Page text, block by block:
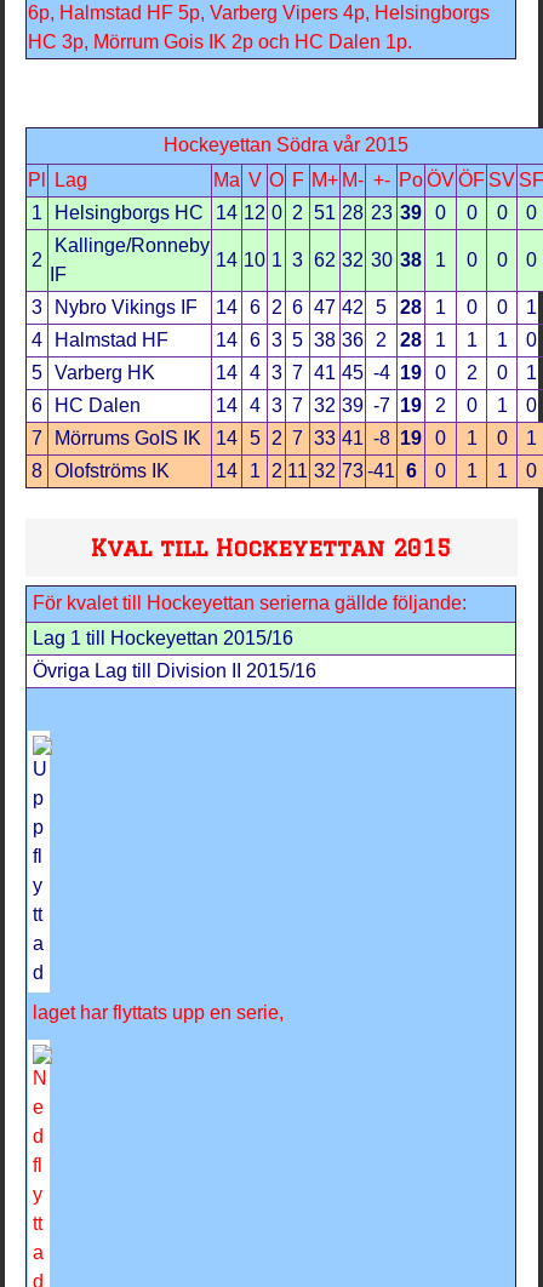
6p, Halmstad HF 5p, Varberg Vipers 4p, Helsingborgs
HC 3p, Mörrum Gois IK 2p och HC Dalen 1p.
Hockeyettan Södra vår 2015
Pl
Lag Ma V O F M+ M- +- Po ÖV ÖF SV
1
Helsingborgs HC 14 12 0 2 51 28 23 39 0 0 0 0
2
Kallinge/Ronneby
IF
14 10 1 3 62 32 30 38 1 0 0 0
3 Nybro Vikings IF 14 6 2 6 47 42 5 28 1 0 0
1
4
Halmstad HF 14 6 3 5 38 36 2 28 1 1 1
0
5 Varberg HK 14 4 3 7 41 45 -4 19 0 2 0
1
6
HC Dalen 14 4 3 7 32 39 -7 19 2 0 1
0
7
Mörrums GoIS IK 14 5 2 7 33 41 -8 19 0 1 0
1
8 Olofströms IK 14 1 2 11 32 73 -41 6 0 1 1 0
Kval till Hockeyettan 2015
För kvalet till Hockeyettan serierna gällde följande:
Lag 1 till Hockeyettan 2015/16
Övriga Lag till Division II 2015/16
laget har flyttats upp en serie,